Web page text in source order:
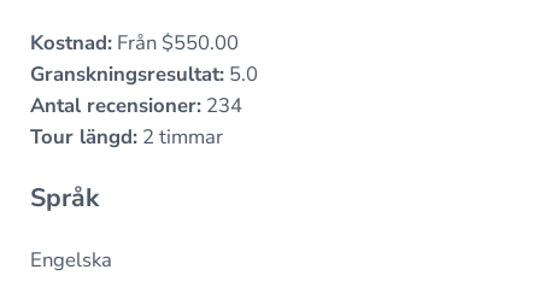
Kostnad:Från $550.00
Granskningsresultat:5.0
Antal recensioner:234
Tour längd:2 timmar
Språk
Engelska